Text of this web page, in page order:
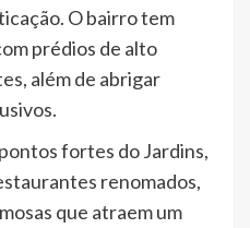
O bairro tem
prédios de alto
além de abrigar
fortes do Jardins,
renomados,
que atraem um